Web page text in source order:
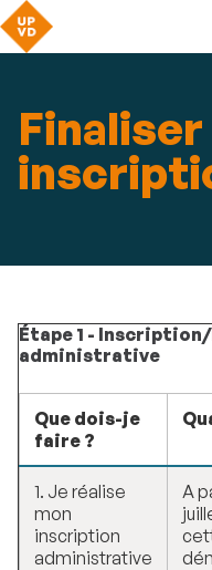
Finaliser
Étape 1 -
administrative
Que dois-je
faire ?
1. Je réalise
mon
inscription
administrative
A